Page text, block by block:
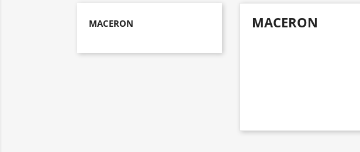
MACERON MACERON